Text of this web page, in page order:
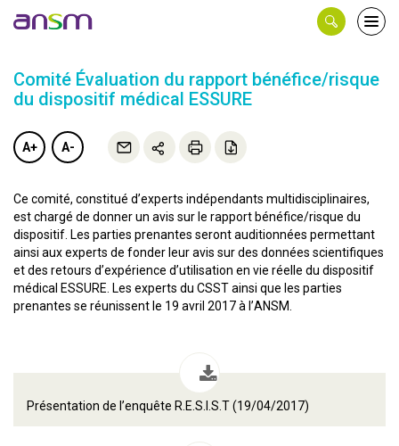
Comité Évaluation du rapport bénéfice/risque
du dispositif médical ESSURE
A+ A-
Ce comité, constitué d’experts indépendants multidisciplinaires,
est chargé de donner un avis sur le rapport bénéfice/risque du
dispositif. Les parties prenantes seront auditionnées permettant
ainsi aux experts de fonder leur avis sur des données scientifiques
et des retours d’expérience d’utilisation en vie réelle du dispositif
médical ESSURE. Les experts du CSST ainsi que les parties
prenantes se réunissent le 19 avril 2017 à l’ANSM.
Présentation de l’enquête R.E.S.I.S.T (19/04/2017)